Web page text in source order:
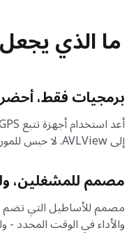
ما الذي يجعل AVLView مختلفًا
برمجيات فقط،
إلى AVLView. لا حبس للموردين، لا هوامش للأجهزة.
مصمم للمشغلين،
والأداء في الوقت المحدد